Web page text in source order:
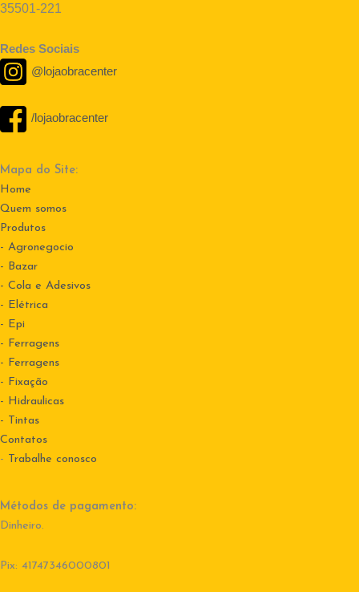
35501-221
Redes Sociais
@lojaobracenter
/lojaobracenter
Mapa do Site:
Home
Quem somos
Produtos
- Agronegocio
- Bazar
- Cola e Adesivos
- Elétrica
- Epi
- Ferragens
- Ferragens
- Fixação
- Hidraulicas
- Tintas
Contatos
- Trabalhe conosco
Métodos de pagamento:
Dinheiro.
Pix: 41747346000801